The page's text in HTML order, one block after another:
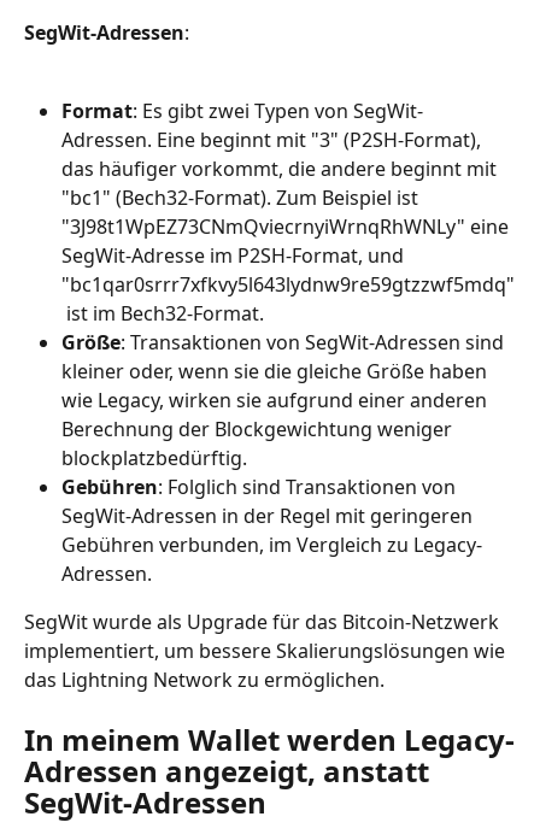
SegWit-Adressen:
Format: Es gibt zwei Typen von SegWit-
Adressen. Eine beginnt mit "3" (P2SH-Format),
das häufiger vorkommt, die andere beginnt mit
"bc1" (Bech32-Format). Zum Beispiel ist
"3J98t1WpEZ73CNmQviecrnyiWrnqRhWNLy" eine
SegWit-Adresse im P2SH-Format, und
"bc1qar0srrr7xfkvy5l643lydnw9re59gtzzwf5mdq"
ist im Bech32-Format.
Größe: Transaktionen von SegWit-Adressen sind
kleiner oder, wenn sie die gleiche Größe haben
wie Legacy, wirken sie aufgrund einer anderen
Berechnung der Blockgewichtung weniger
blockplatzbedürftig.
Gebühren: Folglich sind Transaktionen von
SegWit-Adressen in der Regel mit geringeren
Gebühren verbunden, im Vergleich zu Legacy-
Adressen.
SegWit wurde als Upgrade für das Bitcoin-Netzwerk
implementiert, um bessere Skalierungslösungen wie
das Lightning Network zu ermöglichen.
In meinem Wallet werden Legacy-
Adressen angezeigt, anstatt
SegWit-Adressen